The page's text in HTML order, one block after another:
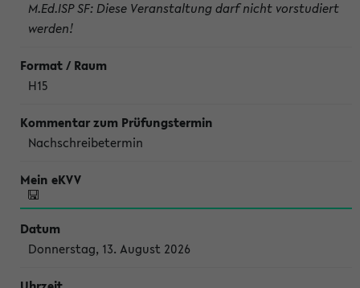
M.Ed.ISP SF: Diese Veranstaltung darf nicht vorstudiert
werden!
H15
Nachschreibetermin
Donnerstag, 13. August 2026